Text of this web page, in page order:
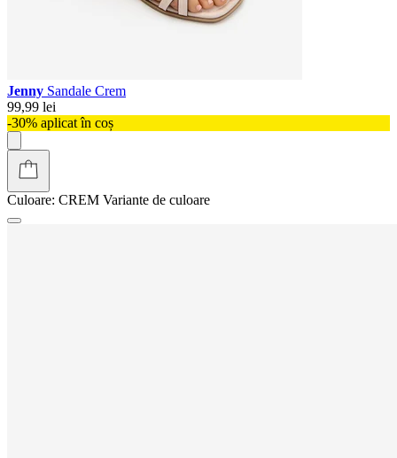
Jenny Sandale Crem
99,99 lei
-30% aplicat în coș
Culoare: CREM Variante de culoare